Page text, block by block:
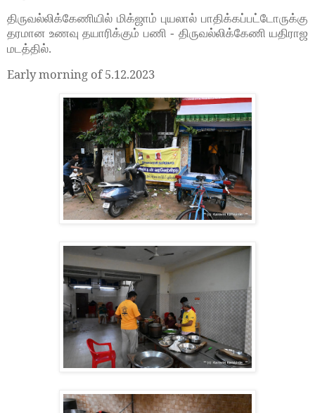
திருவல்லிக்கேணியில் மிக்ஜாம் புயலால் பாதிக்கப்பட்டோருக்கு
தரமான உணவு தயாரிக்கும் பணி - திருவல்லிக்கேணி யதிராஜ
மடத்தில்.
Early morning of 5.12.2023